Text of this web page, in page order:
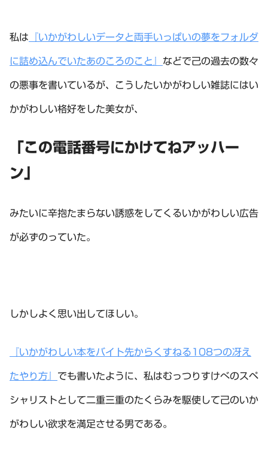
私は 『いかがわしいデータと両手いっぱいの夢をフォルダ
に詰め込んでいたあのころのこと』 などで己の過去の数々
の悪事を書いているが、こうしたいかがわしい雑誌にはい
かがわしい格好をした美女が、
「この電話番号にかけてねアッハー
ン」
みたいに辛抱たまらない誘惑をしてくるいかがわしい広告
が必ずのっていた。
しかしよく思い出してほしい。
『いかがわしい本をバイト先からくすねる108つの冴え
たやり方』 でも書いたように、私はむっつりすけべのスペ
シャリストとして二重三重のたくらみを駆使して己のいか
がわしい欲求を満足させる男である。